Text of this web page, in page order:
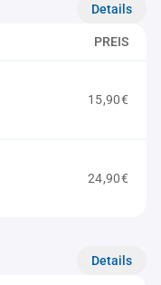
Details
PREIS
15,90€
24,90€
Details